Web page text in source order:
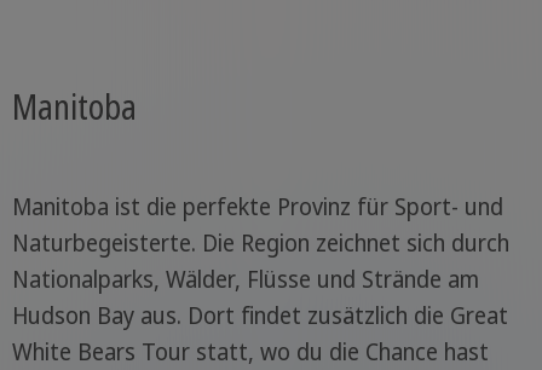
Manitoba
Manitoba ist die perfekte Provinz für Sport- und
Naturbegeisterte. Die Region zeichnet sich durch
Nationalparks, Wälder, Flüsse und Strände am
Hudson Bay aus. Dort findet zusätzlich die Great
White Bears Tour statt, wo du die Chance hast